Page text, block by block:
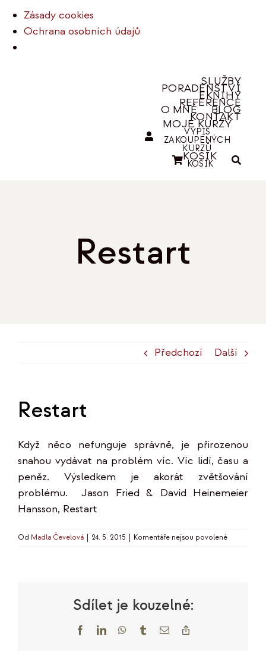
Zásady cookies
Ochrana osobních údajů
SLUŽBY
PORADENSTVÍ
EKNIHY
REFERENCE
O MNĚ BLOG
KONTAKT
MOJE KURZY
VÝPIS
ZAKOUPENÝCH
KURZŮ
KOŠÍK
KOŠÍK
Restart
Předchozí Další
Restart
Když něco nefunguje správně, je přirozenou
snahou vydávat na problém víc. Víc lidí, času a
peněz. Výsledkem je akorát zvětšování
problému. Jason Fried & David Heinemeier
Hansson, Restart
Od Madla Čevelová 24. 5. 2015 Komentáře nejsou povolenéu
Sdílet je kouzelné:
FacebookLinkedInWhatsApp
TumblrE-